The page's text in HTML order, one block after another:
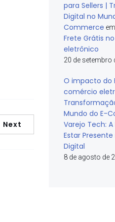
Next
para Sellers |
Digital no
Commerce em
Frete Grátis
eletrônico
20 de setembro
O impacto do
comércio
Mundo do E-
Varejo Tech:
Estar
Digital
8 de agosto de